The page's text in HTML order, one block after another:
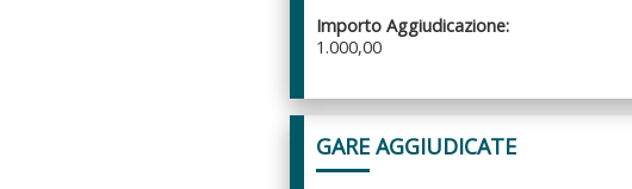
Importo Aggiudicazione:
1.000,00
GARE AGGIUDICATE